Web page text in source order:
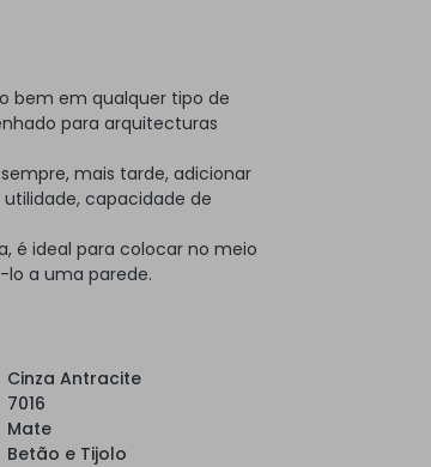
bem em qualquer tipo de
para arquitecturas
mais tarde, adicionar
capacidade de
é ideal para colocar no meio
lo a uma parede.
Cinza Antracite
7016
Mate
Betão e Tijolo